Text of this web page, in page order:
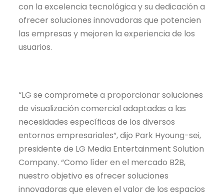
con la excelencia tecnológica y su dedicación a
ofrecer soluciones innovadoras que potencien
las empresas y mejoren la experiencia de los
usuarios.
“LG se compromete a proporcionar soluciones
de visualización comercial adaptadas a las
necesidades específicas de los diversos
entornos empresariales”, dijo Park Hyoung-sei,
presidente de LG Media Entertainment Solution
Company. “Como líder en el mercado B2B,
nuestro objetivo es ofrecer soluciones
innovadoras que eleven el valor de los espacios